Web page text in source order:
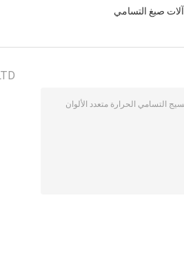
آلات صبغ التسامي